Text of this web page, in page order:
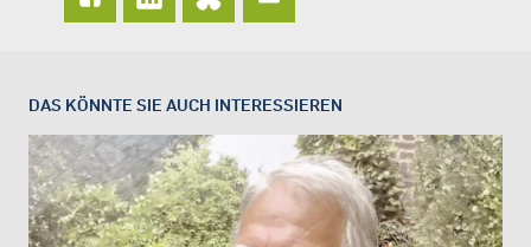
DAS KÖNNTE SIE AUCH INTERESSIEREN